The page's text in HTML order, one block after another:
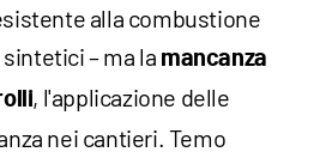
alla combustione
– ma la mancanza
, l'applicazione delle
nei cantieri. Temo